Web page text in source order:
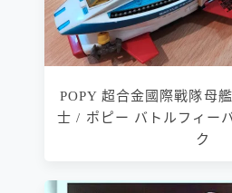
POPY 超合金國際戰隊母
士 / ポピー バトルフィー
ク